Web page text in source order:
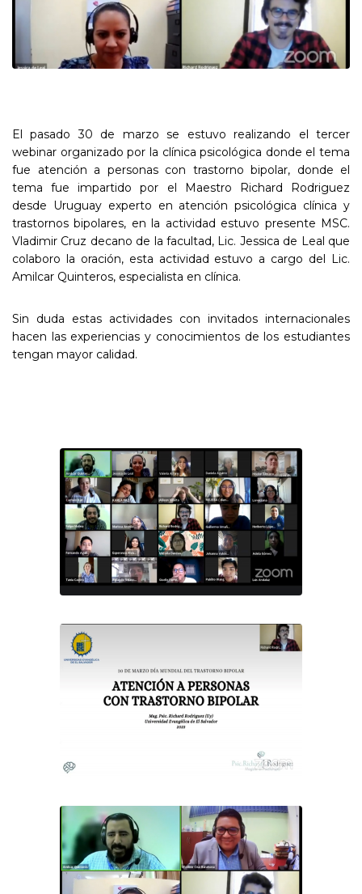
El pasado 30 de marzo se estuvo realizando el tercer
webinar organizado por la clínica psicológica donde el tema
fue atención a personas con trastorno bipolar, donde el
tema fue impartido por el Maestro Richard Rodriguez
desde Uruguay experto en atención psicológica clínica y
trastornos bipolares, en la actividad estuvo presente MSC.
Vladimir Cruz decano de la facultad, Lic. Jessica de Leal que
colaboro la oración, esta actividad estuvo a cargo del Lic.
Amilcar Quinteros, especialista en clínica.
Sin duda estas actividades con invitados internacionales
hacen las experiencias y conocimientos de los estudiantes
tengan mayor calidad.